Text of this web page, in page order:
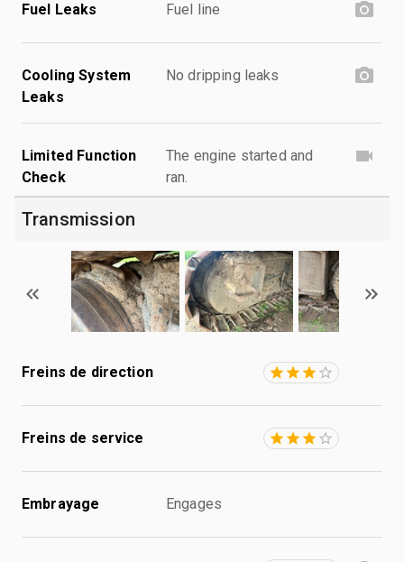
Fuel Leaks Fuel line
Cooling System
Leaks
No dripping leaks
Limited Function
Check
The engine started and
ran.
Transmission
Freins de direction
Freins de service
Embrayage Engages